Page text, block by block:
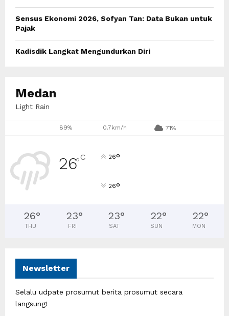
Sensus Ekonomi 2026, Sofyan Tan: Data Bukan untuk
Pajak
Kadisdik Langkat Mengundurkan Diri
Medan
Light Rain
89% 0.7km/h 71%
26°C 26°
26°
26°
THU
23°
FRI
23°
SAT
22°
SUN
22°
MON
Newsletter
Selalu udpate prosumut berita prosumut secara
langsung!